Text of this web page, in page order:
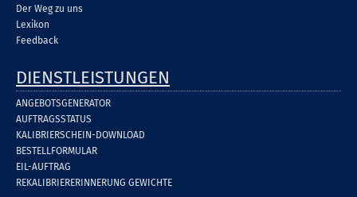
Der Weg zu uns
Lexikon
Feedback
DIENSTLEISTUNGEN
ANGEBOTSGENERATOR
AUFTRAGSSTATUS
KALIBRIERSCHEIN-DOWNLOAD
BESTELLFORMULAR
EIL-AUFTRAG
REKALIBRIERERINNERUNG GEWICHTE